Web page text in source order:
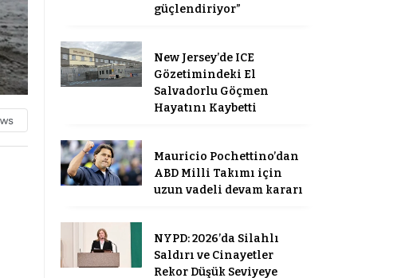
güçlendiriyor”
New Jersey’de ICE
Gözetimindeki El
Salvadorlu Göçmen
Hayatını Kaybetti
Mauricio Pochettino’dan
ABD Milli Takımı için
uzun vadeli devam kararı
NYPD: 2026’da Silahlı
Saldırı ve Cinayetler
Rekor Düşük Seviyeye